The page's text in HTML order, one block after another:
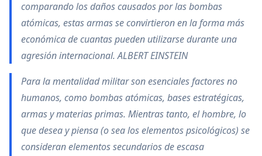
comparando los daños causados por las bombas
atómicas, estas armas se convirtieron en la forma más
económica de cuantas pueden utilizarse durante una
agresión internacional. ALBERT EINSTEIN
Para la mentalidad militar son esenciales factores no
humanos, como bombas atómicas, bases estratégicas,
armas y materias primas. Mientras tanto, el hombre, lo
que desea y piensa (o sea los elementos psicológicos) se
consideran elementos secundarios de escasa